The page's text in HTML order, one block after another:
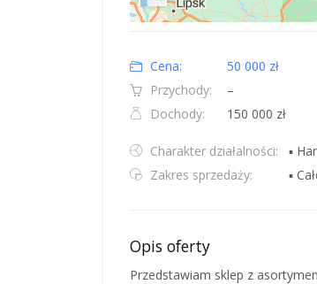
Road
Cena:
50 000 zł
Przychody:
–
Dochody:
150 000 zł
Charakter działalności:
▪
Zakres sprzedaży:
▪
Opis oferty
Przedstawiam sklep z